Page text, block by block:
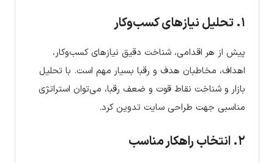
۱. تحلیل نیازهای کسب‌وکار
پیش از هر اقدامی، شناخت دقیق نیازهای کسب‌وکار،
اهداف، مخاطبان هدف و رقبا بسیار مهم است. با تحلیل
بازار و شناخت نقاط قوت و ضعف رقبا، می‌توان استراتژی
مناسبی جهت طراحی سایت تدوین کرد.
۲. انتخاب راهکار مناسب